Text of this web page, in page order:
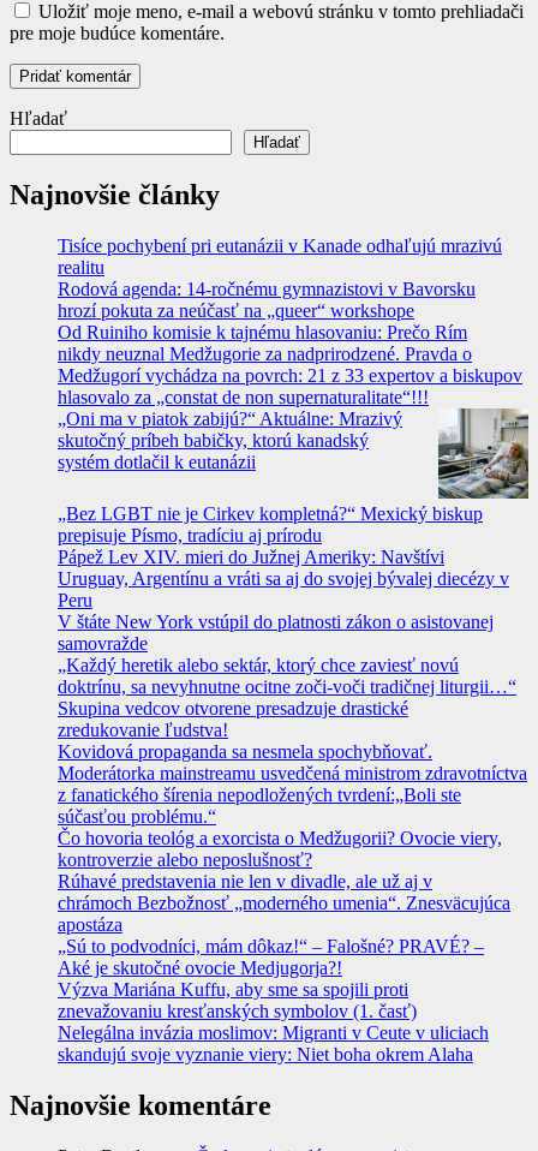
Uložiť moje meno, e-mail a webovú stránku v tomto prehliadači
pre moje budúce komentáre.
Hľadať
Hľadať
Najnovšie články
Tisíce pochybení pri eutanázii v Kanade odhaľujú mrazivú
realitu
Rodová agenda: 14-ročnému gymnazistovi v Bavorsku
hrozí pokuta za neúčasť na „queer“ workshope
Od Ruiniho komisie k tajnému hlasovaniu: Prečo Rím
nikdy neuznal Medžugorie za nadprirodzené. Pravda o
Medžugorí vychádza na povrch: 21 z 33 expertov a biskupov
hlasovalo za „constat de non supernaturalitate“!!!
„Oni ma v piatok zabijú?“ Aktuálne: Mrazivý
skutočný príbeh babičky, ktorú kanadský
systém dotlačil k eutanázii
„Bez LGBT nie je Cirkev kompletná?“ Mexický biskup
prepisuje Písmo, tradíciu aj prírodu
Pápež Lev XIV. mieri do Južnej Ameriky: Navštívi
Uruguay, Argentínu a vráti sa aj do svojej bývalej diecézy v
Peru
V štáte New York vstúpil do platnosti zákon o asistovanej
samovražde
„Každý heretik alebo sektár, ktorý chce zaviesť novú
doktrínu, sa nevyhnutne ocitne zoči-voči tradičnej liturgii…“
Skupina vedcov otvorene presadzuje drastické
zredukovanie ľudstva!
Kovidová propaganda sa nesmela spochybňovať.
Moderátorka mainstreamu usvedčená ministrom zdravotníctva
z fanatického šírenia nepodložených tvrdení:„Boli ste
súčasťou problému.“
Čo hovoria teológ a exorcista o Medžugorii? Ovocie viery,
kontroverzie alebo neposlušnosť?
Rúhavé predstavenia nie len v divadle, ale už aj v
chrámoch Bezbožnosť „moderného umenia“. Znesväcujúca
apostáza
„Sú to podvodníci, mám dôkaz!“ – Falošné? PRAVÉ? –
Aké je skutočné ovocie Medjugorja?!
Výzva Mariána Kuffu, aby sme sa spojili proti
znevažovaniu kresťanských symbolov (1. časť)
Nelegálna invázia moslimov: Migranti v Ceute v uliciach
skandujú svoje vyznanie viery: Niet boha okrem Alaha
Najnovšie komentáre